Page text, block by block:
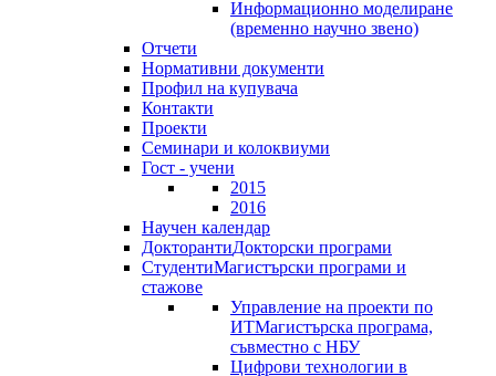
Информационно моделиране
(временно научно звено)
Отчети
Нормативни документи
Профил на купувача
Контакти
Проекти
Семинари и колоквиуми
Гост - учени
2015
2016
Научен календар
ДокторантиДокторски програми
СтудентиМагистърски програми и
стажове
Управление на проекти по
ИТМагистърска програма,
съвместно с НБУ
Цифрови технологии в